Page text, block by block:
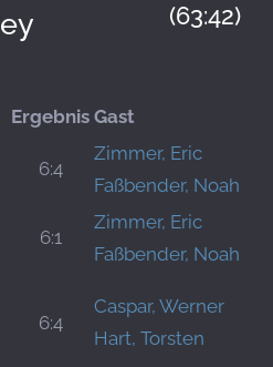
(63:42)
Ergebnis Gast
6:4
Zimmer, Eric
Faßbender, Noah
6:1
Zimmer, Eric
Faßbender, Noah
6:4
Caspar, Werner
Hart, Torsten